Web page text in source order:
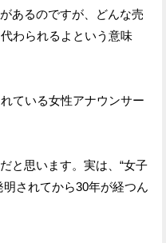
あるのですが、どんな売
わられるよという意味
ている女性アナウンサー
と思います。実は、“女子
されてから30年が経つん